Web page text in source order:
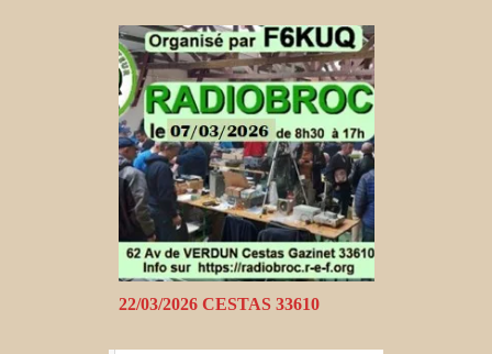
22/03/2026 CESTAS 33610